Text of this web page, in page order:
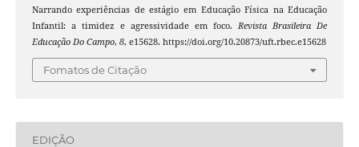
Narrando experiências de estágio em Educação Física na Educação
Infantil: a timidez e agressividade em foco. Revista Brasileira De
Educação Do Campo, 8, e15628. https://doi.org/10.20873/uft.rbec.e15628
Fomatos de Citação
EDIÇÃO